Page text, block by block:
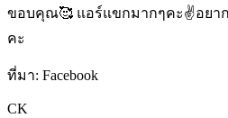
ขอบคุณ🥰 แอร์แขกมากๆคะ✌️อยาก
คะ
ที่มา: Facebook
CK